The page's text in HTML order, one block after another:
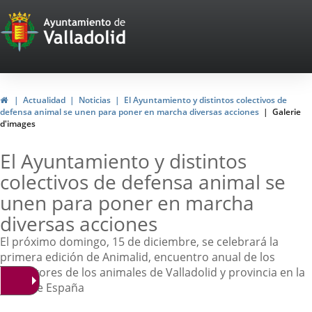
Portal
Web
del
Ayuntamiento
de
Valladolid
InicioActualidad Noticias
El Ayuntamiento y distintos colectivos de
defensa animal se unen para poner en marcha diversas acciones
Galerie
d'images
El Ayuntamiento y distintos
colectivos de defensa animal se
unen para poner en marcha
diversas acciones
El próximo domingo, 15 de diciembre, se celebrará la
primera edición de Animalid, encuentro anual de los
protectores de los animales de Valladolid y provincia en la
Plaza de España